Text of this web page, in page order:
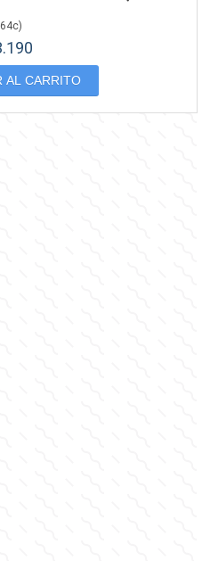
)
AL CARRITO